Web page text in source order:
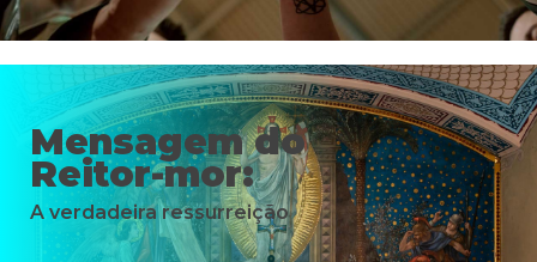
Mensagem do
Reitor-mor:
A verdadeira ressurreição